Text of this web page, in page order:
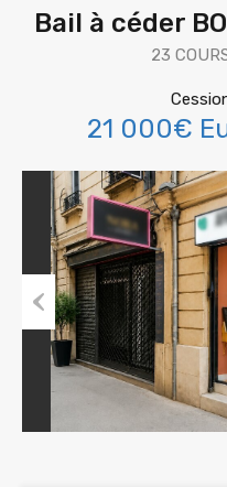
Bail à céder
23
21 000€
Previous